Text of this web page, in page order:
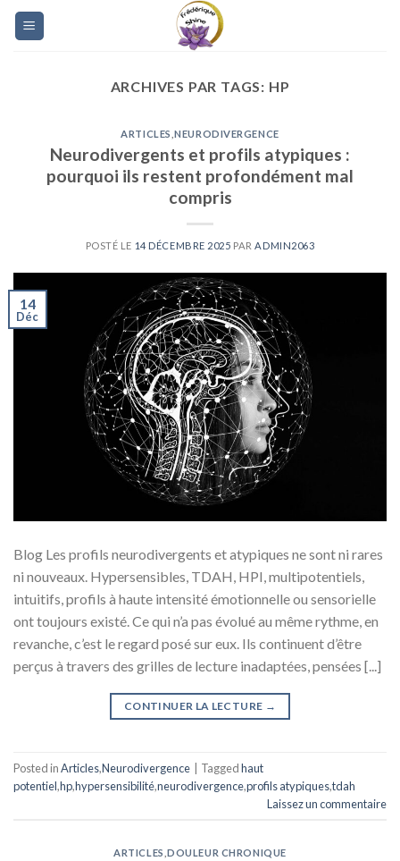
Skip
ARCHIVES PAR TAGS: HP
ARTICLES ,NEURODIVERGENCE
Neurodivergents et profils atypiques :
pourquoi ils restent profondément mal
compris
POSTÉ LE 14 DÉCEMBRE 2025 PAR ADMIN2063
14
Déc
Blog Les profils neurodivergents et atypiques ne sont ni rares
ni nouveaux. Hypersensibles, TDAH, HPI, multipotentiels,
intuitifs, profils à haute intensité émotionnelle ou sensorielle
ont toujours existé. Ce qui n’a pas évolué au même rythme, en
revanche, c’est le regard posé sur eux. Ils continuent d’être
perçus à travers des grilles de lecture inadaptées, pensées [...]
CONTINUER LA LECTURE →
Posted inArticles,Neurodivergence Taggedhaut
potentiel,hp,hypersensibilité,neurodivergence,profils atypiques,tdah
Laissez un commentaire
ARTICLES ,DOULEUR CHRONIQUE